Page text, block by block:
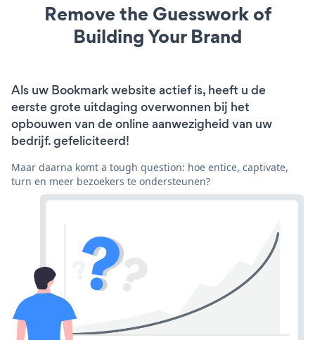
Remove the Guesswork of
Building Your Brand
Als uw Bookmark website actief is, heeft u de
eerste grote uitdaging overwonnen bij het
opbouwen van de online aanwezigheid van uw
bedrijf. gefeliciteerd!
Maar daarna komt a tough question: hoe entice, captivate,
turn en meer bezoekers te ondersteunen?